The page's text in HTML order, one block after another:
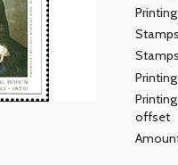
offset